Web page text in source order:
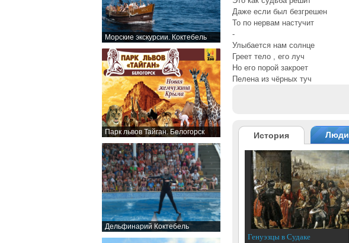
Морские экскурсии. Коктебель
Парк львов Тайган. Белогорск
Дельфинарий Коктебель
Даже если был безгрешен
То по нервам настучит
-
Улыбается нам солнце
Греет тело , его луч
Но его порой закроет
Пелена из чёрных туч
История Люди
Генуэзцы в Судаке